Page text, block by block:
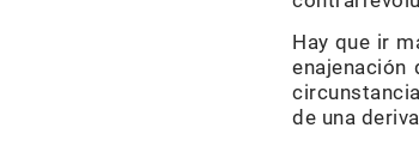
Hay que ir
de una